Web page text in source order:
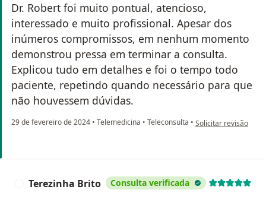
Dr. Robert foi muito pontual, atencioso,
interessado e muito profissional. Apesar dos
inúmeros compromissos, em nenhum momento
demonstrou pressa em terminar a consulta.
Explicou tudo em detalhes e foi o tempo todo
paciente, repetindo quando necessário para que
não houvessem dúvidas.
29 de fevereiro de 2024 • Telemedicina • Teleconsulta • na opinião do
Solicitar revisão
Terezinha Brito Consulta verificada